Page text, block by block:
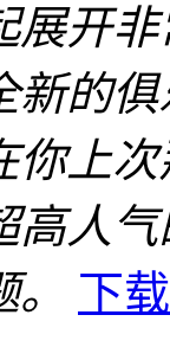
展开
新的
你上
高人
下载